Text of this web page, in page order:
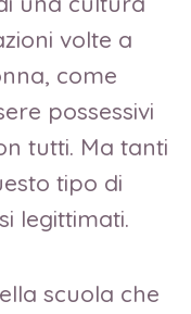
volte a
come
possessivi
tutti. Ma tanti
tipo di
legittimati.
scuola che